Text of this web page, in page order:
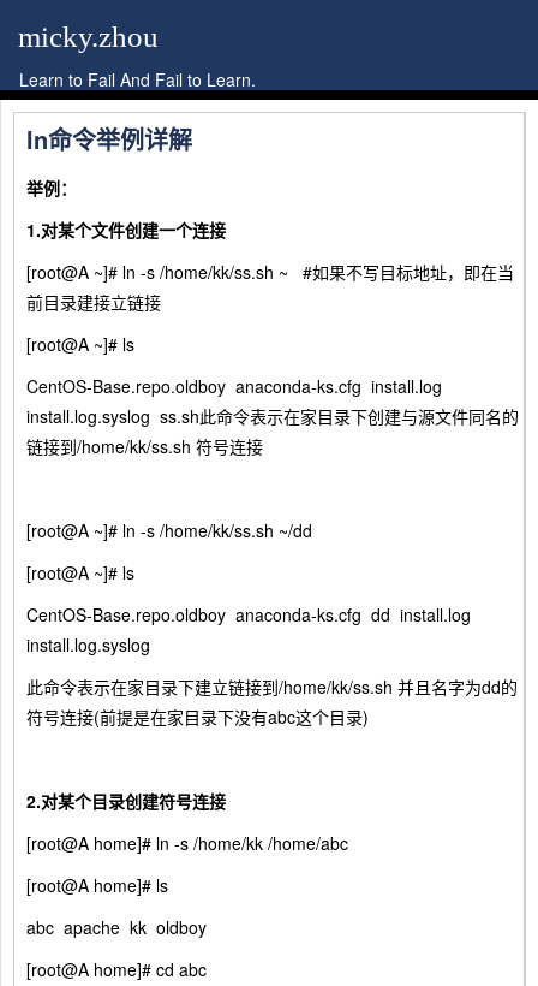
micky.zhou
Learn to Fail And Fail to Learn.
ln命令举例详解
举例：
1.对某个文件创建一个连接
[root@A ~]# ln -s /home/kk/ss.sh ~ #如果不写目标地址，即在当
前目录建接立链接
[root@A ~]# ls
CentOS-Base.repo.oldboy anaconda-ks.cfg install.log
install.log.syslog ss.sh此命令表示在家目录下创建与源文件同名的
链接到/home/kk/ss.sh 符号连接
[root@A ~]# ln -s /home/kk/ss.sh ~/dd
[root@A ~]# ls
CentOS-Base.repo.oldboy anaconda-ks.cfg dd install.log
install.log.syslog
此命令表示在家目录下建立链接到/home/kk/ss.sh 并且名字为dd的
符号连接(前提是在家目录下没有abc这个目录)
2.对某个目录创建符号连接
[root@A home]# ln -s /home/kk /home/abc
[root@A home]# ls
abc apache kk oldboy
[root@A home]# cd abc